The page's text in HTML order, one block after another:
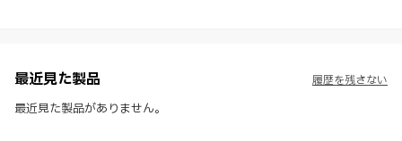
社製品の使用ご検討、又は販売促進目的の利用に限ります。
※ 本WEBサイト製品情報のご利用にあたっては、WEBサイト利用規
約、プライバシーポリシー、製品情報ガイドをご確認いただき、内容の
最近見た製品
最近見た製品がありません。
履歴を残さない